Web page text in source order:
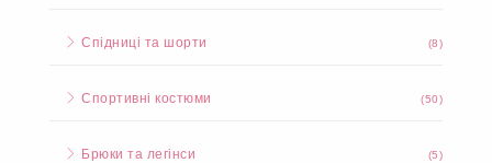
Спідниці та шорти (8)
Спортивні костюми (50)
Брюки та легінси (5)